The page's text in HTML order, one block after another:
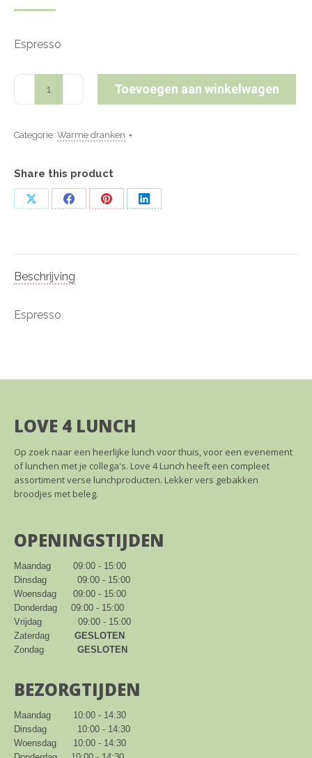
Espresso
Toevoegen aan winkelwagen
Categorie: Warme dranken
Share this product
Deel
Deel
Deel
Deel
Beschrijving
Espresso
LOVE 4 LUNCH
Op zoek naar een heerlijke lunch voor thuis, voor een evenement
of lunchen met je collega's. Love 4 Lunch heeft een compleet
assortiment verse lunchproducten. Lekker vers gebakken
broodjes met beleg.
OPENINGSTIJDEN
Maandag        09:00 - 15:00
Dinsdag           09:00 - 15:00
Woensdag      09:00 - 15:00
Donderdag     09:00 - 15:00
Vrijdag             09:00 - 15:00
Zaterdag GESLOTEN
Zondag GESLOTEN
BEZORGTIJDEN
Maandag        10:00 - 14:30
Dinsdag           10:00 - 14:30
Woensdag      10:00 - 14:30